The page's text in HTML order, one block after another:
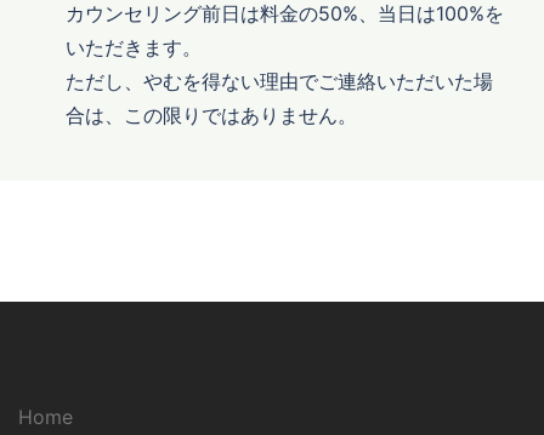
カウンセリング前日は料金の50%、当日は100%を
いただきます。
ただし、やむを得ない理由でご連絡いただいた場
合は、この限りではありません。
Home